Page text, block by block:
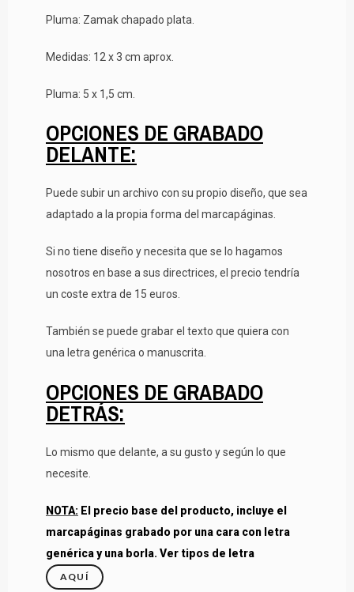
Pluma: Zamak chapado plata.
Medidas: 12 x 3 cm aprox.
Pluma: 5 x 1,5 cm.
OPCIONES DE GRABADO
DELANTE:
Puede subir un archivo con su propio diseño, que sea
adaptado a la propia forma del marcapáginas.
Si no tiene diseño y necesita que se lo hagamos
nosotros en base a sus directrices, el precio tendría
un coste extra de 15 euros.
También se puede grabar el texto que quiera con
una letra genérica o manuscrita.
OPCIONES DE GRABADO
DETRÁS:
Lo mismo que delante, a su gusto y según lo que
necesite.
NOTA: El precio base del producto, incluye el
marcapáginas grabado por una cara con letra
genérica y una borla. Ver tipos de letra
AQUÍ